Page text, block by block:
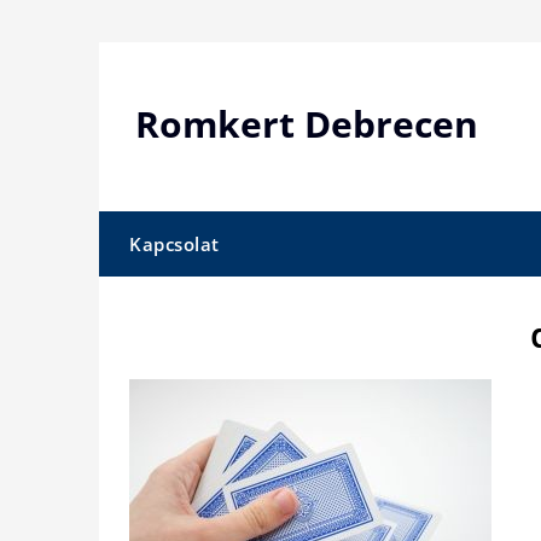
Romkert Debrecen
Kapcsolat